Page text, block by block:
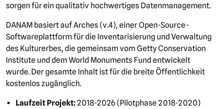
sorgen für ein qualitativ hochwertiges Datenmanagement.
DANAM basiert auf Arches (v.4), einer Open-Source-
Softwareplattform für die Inventarisierung und Verwaltung
des Kulturerbes, die gemeinsam vom Getty Conservation
Institute und dem World Monuments Fund entwickelt
wurde. Der gesamte Inhalt ist für die breite Öffentlichkeit
kostenlos zugänglich.
Laufzeit Projekt:2018-2026 (Pilotphase 2018-2020)